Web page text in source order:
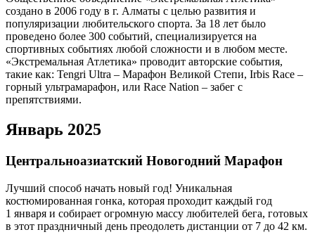
создано в 2006 году в г. Алматы с целью развития и
популяризации любительского спорта. За 18 лет было
проведено более 300 событий, специализируется на
спортивных событиях любой сложности и в любом месте.
«Экстремальная Атлетика» проводит авторские события,
такие как: Tengri Ultra – Марафон Великой Степи, Irbis Race –
горный ультрамарафон, или Race Nation – забег с
препятствиями.
Январь 2025
Центральноазиатский Новогодний Марафон
Лучший способ начать новый год! Уникальная
костюмированная гонка, которая проходит каждый год
1 января и собирает огромную массу любителей бега, готовых
в этот праздничный день преодолеть дистанции от 7 до 42 км.